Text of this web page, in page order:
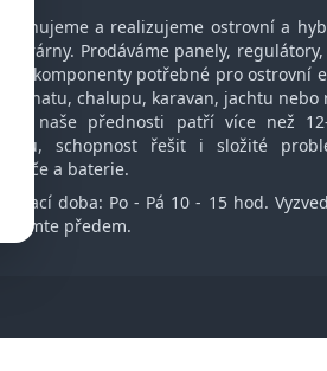
Navrhujeme a realizujeme ostrovní a
elektrárny. Prodáváme panely,
další komponenty potřebné pro ostrovní
pro chatu, chalupu, karavan, jachtu
Mezi naše přednosti patří více než
oboru, schopnost řešit i složité
měniče a baterie.
Otvírací doba: Po - Pá 10 - 15 hod.
oznamte předem.